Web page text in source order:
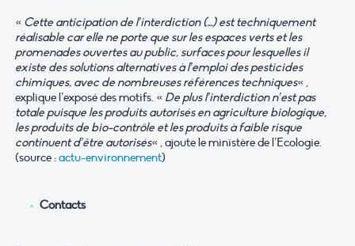
« Cette anticipation de l’interdiction (…) est techniquement
réalisable car elle ne porte que sur les espaces verts et les
promenades ouvertes au public, surfaces pour lesquelles il
existe des solutions alternatives à l’emploi des pesticides
chimiques, avec de nombreuses références techniques« ,
explique l’exposé des motifs. « De plus l’interdiction n’est pas
totale puisque les produits autorisés en agriculture biologique,
les produits de bio-contrôle et les produits à faible risque
continuent d’être autorisés« , ajoute le ministère de l’Ecologie.
(source :actu-environnement)
Contacts